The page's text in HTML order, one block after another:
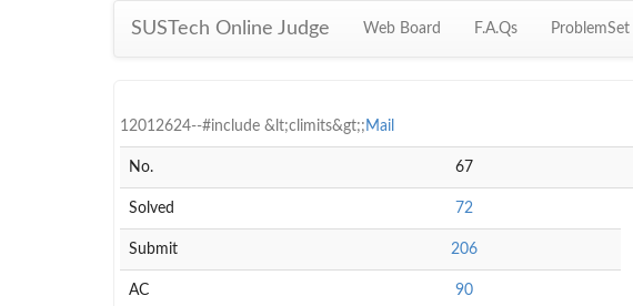
SUSTech Online Judge Web Board F.A.Qs ProblemSet
12012624--#include &lt;climits&gt;; Mail
No. 67
Solved 72
Submit 206
AC 90